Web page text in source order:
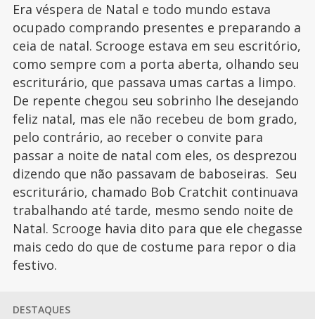
Era véspera de Natal e todo mundo estava
ocupado comprando presentes e preparando a
ceia de natal. Scrooge estava em seu escritório,
como sempre com a porta aberta, olhando seu
escriturário, que passava umas cartas a limpo.
De repente chegou seu sobrinho lhe desejando
feliz natal, mas ele não recebeu de bom grado,
pelo contrário, ao receber o convite para
passar a noite de natal com eles, os desprezou
dizendo que não passavam de baboseiras. Seu
escriturário, chamado Bob Cratchit continuava
trabalhando até tarde, mesmo sendo noite de
Natal. Scrooge havia dito para que ele chegasse
mais cedo do que de costume para repor o dia
festivo.
DESTAQUES